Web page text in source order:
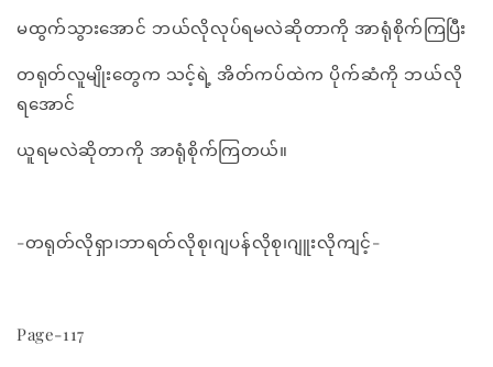
မထွက်သွားအောင် ဘယ်လိုလုပ်ရမလဲဆိုတာကို အာရုံစိုက်ကြပြီး
တရုတ်လူမျိုးတွေက သင့်ရဲ့ အိတ်ကပ်ထဲက ပိုက်ဆံကို ဘယ်လို
ရအောင်
ယူရမလဲဆိုတာကို အာရုံစိုက်ကြတယ်။
-တရုတ်လိုရှာ၊ဘာရတ်လိုစု၊ဂျပန်လိုစု၊ဂျူးလိုကျင့်-
Page-117